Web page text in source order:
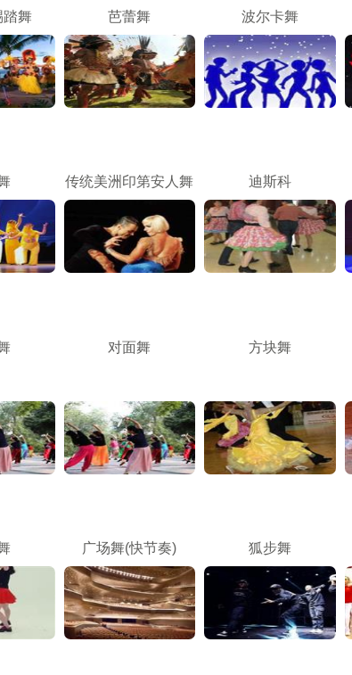
踏舞 芭蕾舞 波尔卡舞
传统美洲印第安人舞 迪斯科
对面舞 方块舞
广场舞(快节奏) 狐步舞